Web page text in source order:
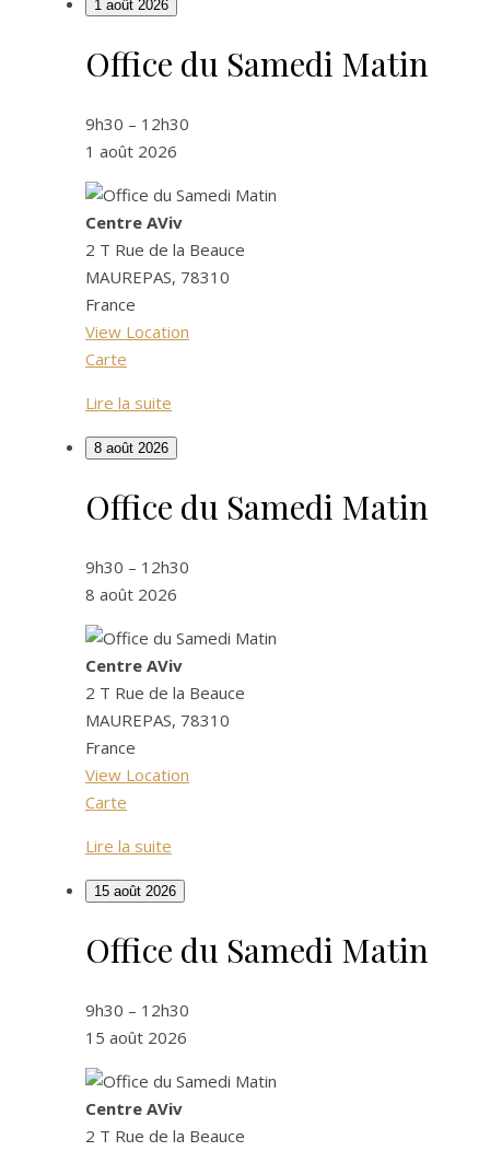
1 août 2026
Office
Samedi
Matin
Office du Samedi Matin
9h30 – 12h30
1 août 2026
Centre AViv
2 T Rue de la Beauce
MAUREPAS, 78310
France
View Location
Carte
Lire la suite
8 août 2026
Office
Samedi
Matin
Office du Samedi Matin
9h30 – 12h30
8 août 2026
Centre AViv
2 T Rue de la Beauce
MAUREPAS, 78310
France
View Location
Carte
Lire la suite
15 août 2026
Office
Samedi
Matin
Office du Samedi Matin
9h30 – 12h30
15 août 2026
Centre AViv
2 T Rue de la Beauce